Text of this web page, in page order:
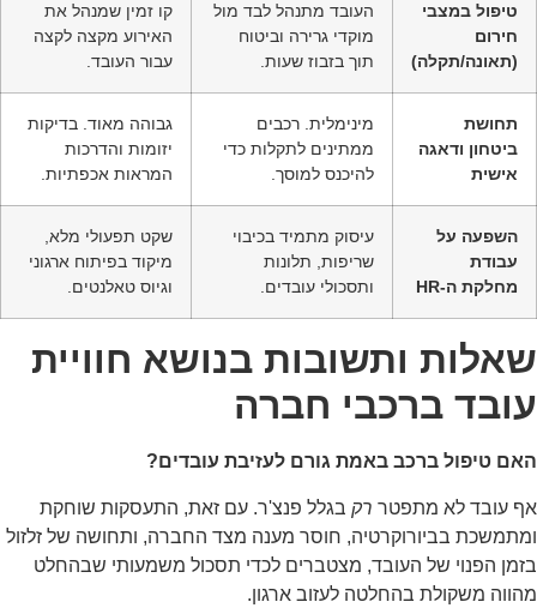
טיפול במצבי
חירום
(תאונה/תקלה)
העובד מתנהל לבד מול
מוקדי גרירה וביטוח
תוך בזבוז שעות.
קו זמין שמנהל את
האירוע מקצה לקצה
עבור העובד.
תחושת
ביטחון ודאגה
אישית
מינימלית. רכבים
ממתינים לתקלות כדי
להיכנס למוסך.
גבוהה מאוד. בדיקות
יזומות והדרכות
המראות אכפתיות.
השפעה על
עבודת
מחלקת ה-HR
עיסוק מתמיד בכיבוי
שריפות, תלונות
ותסכולי עובדים.
שקט תפעולי מלא,
מיקוד בפיתוח ארגוני
וגיוס טאלנטים.
ותשובות בנושא חוויית
ברכבי חברה
טיפול ברכב באמת גורם לעזיבת עובדים?
עובד לא מתפטררקבגלל פנצ'ר. עם זאת, התעסקות שוחקת
בביורוקרטיה, חוסר מענה מצד החברה, ותחושה של זלזול
הפנוי של העובד, מצטברים לכדי תסכול משמעותי שבהחלט
משקולת בהחלטה לעזוב ארגון.